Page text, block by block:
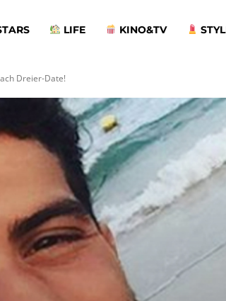
LIFE KINO&TV
Dreier-Date!